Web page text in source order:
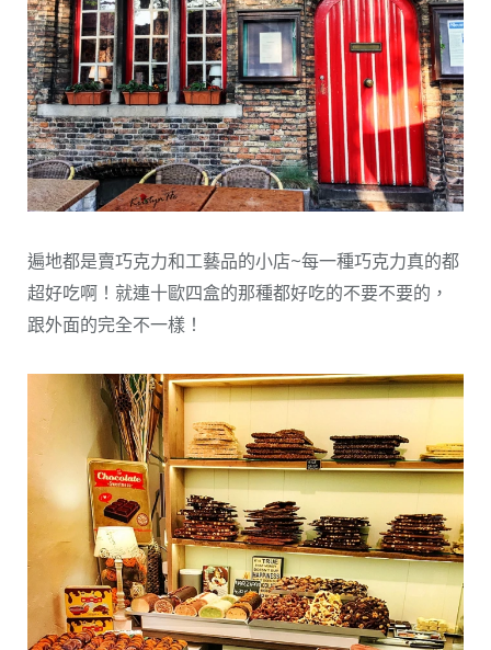
遍地都是賣巧克力和工藝品的小店~每一種巧克力真的都
超好吃啊！就連十歐四盒的那種都好吃的不要不要的，
跟外面的完全不一樣！